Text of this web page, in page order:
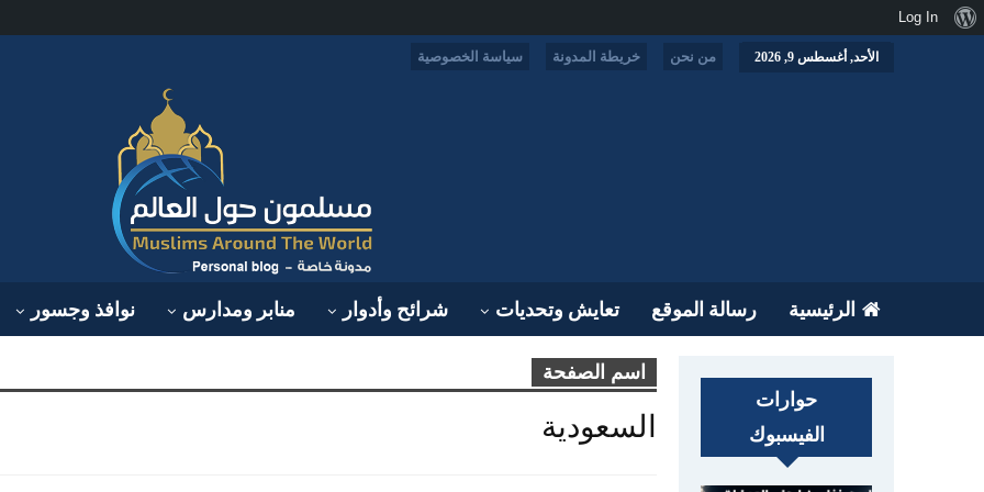
الأحد, أغسطس 9, 2026 من نحن خريطة المدونة سياسة الخصوصية
الرئيسية رسالة الموقع تعايش وتحديات شرائح وأدوار منابر ومدارس نوافذ وجسور
اسم الصفحة
السعودية
حوارات
الفيسبوك
نبذةLog In